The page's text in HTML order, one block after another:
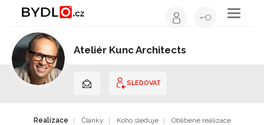
Toggle
Ateliér Kunc Architects
SLEDOVAT
Realizace Články Koho sleduje Oblíbené realizace